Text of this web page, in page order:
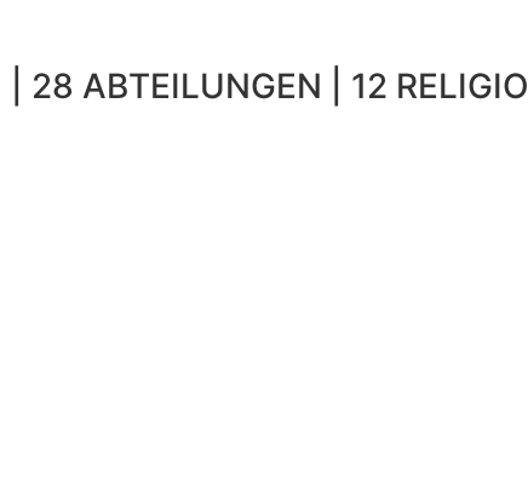
28 ABTEILUNGEN | 12